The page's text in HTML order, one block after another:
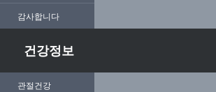
감사합니다
건강정보
관절건강